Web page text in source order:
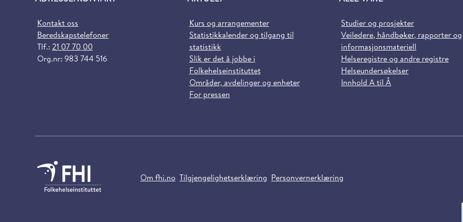
Kontakt oss
Beredskapstelefoner
Tlf.: 21 07 70 00
Org.nr: 983 744 516
Kurs og arrangementer
Statistikkalender og tilgang til
statistikk
Slik er det å jobbe i
Folkehelseinstituttet
Områder, avdelinger og enheter
For pressen
Studier og prosjekter
Veiledere, håndbøker, rapporter og
informasjonsmateriell
Helseregistre og andre registre
Helseundersøkelser
Innhold A til Å
Om fhi.no Tilgjengelighetserklæring Personvernerklæring